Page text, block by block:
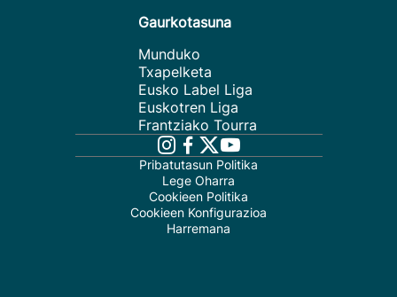
Gaurkotasuna
Munduko
Txapelketa
Eusko Label Liga
Euskotren Liga
Frantziako Tourra
Pribatutasun Politika
Lege Oharra
Cookieen Politika
Cookieen Konfigurazioa
Harremana